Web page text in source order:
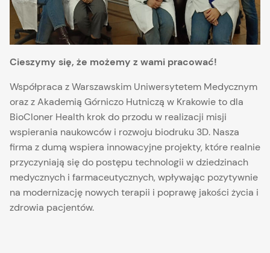
Cieszymy się, że możemy z wami pracować!
Współpraca z Warszawskim Uniwersytetem Medycznym
oraz z Akademią Górniczo Hutniczą w Krakowie to dla
BioCloner Health krok do przodu w realizacji misji
wspierania naukowców i rozwoju biodruku 3D. Nasza
firma z dumą wspiera innowacyjne projekty, które realnie
przyczyniają się do postępu technologii w dziedzinach
medycznych i farmaceutycznych, wpływając pozytywnie
na modernizację nowych terapii i poprawę jakości życia i
zdrowia pacjentów.